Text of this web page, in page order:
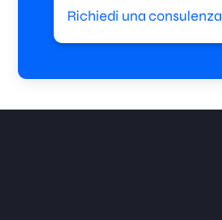
Richiedi una consulenza